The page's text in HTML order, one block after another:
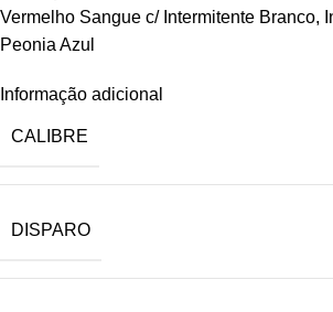
Vermelho Sangue c/ Intermitente Branco,
Peonia Azul
Informação adicional
CALIBRE
DISPARO